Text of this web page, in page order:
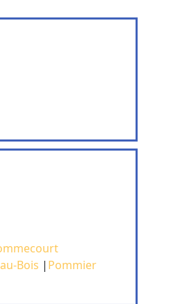
Bois | Pommier